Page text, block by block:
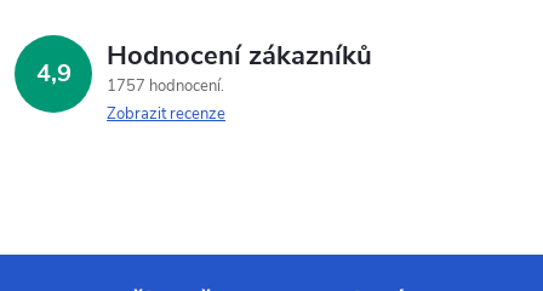
4,9 Hodnocení zákazníků
1757 hodnocení
Zobrazit recenze